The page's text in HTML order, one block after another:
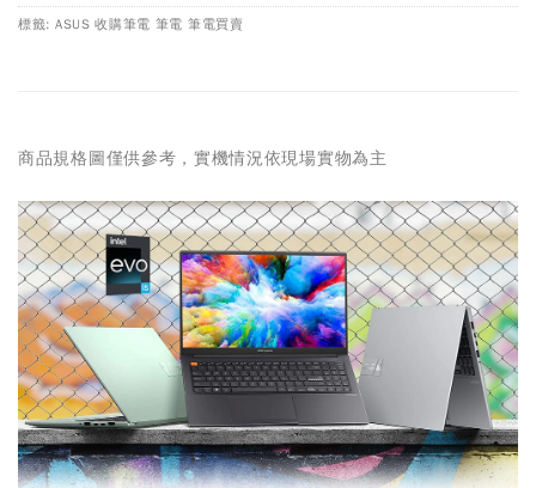
標籤: ASUS 收購筆電 筆電 筆電買賣
商品規格圖僅供參考，實機情況依現場實物為主